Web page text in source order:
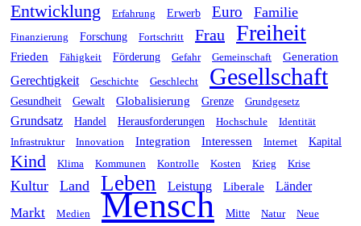
Entwicklung Erfahrung Erwerb Euro Familie
Finanzierung Forschung Fortschritt Frau Freiheit
Frieden Fähigkeit Förderung Gefahr Gemeinschaft Generation
Gerechtigkeit Geschichte Geschlecht Gesellschaft
Gesundheit Gewalt Globalisierung Grenze Grundgesetz
Grundsatz Handel Herausforderungen Hochschule
Identität
Infrastruktur
Innovation Integration Interessen Internet Kapital
Kind Klima Kommunen Kontrolle Kosten Krieg Krise
Kultur Land Leben Leistung Liberale Länder
Markt Medien Mensch Mitte Natur Neue